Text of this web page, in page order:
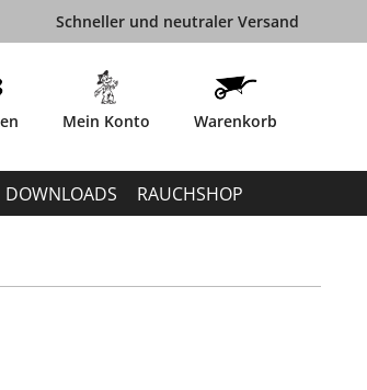
Schneller und neutraler Versand
Mein Konto Warenkorb
DOWNLOADS RAUCHSHOP